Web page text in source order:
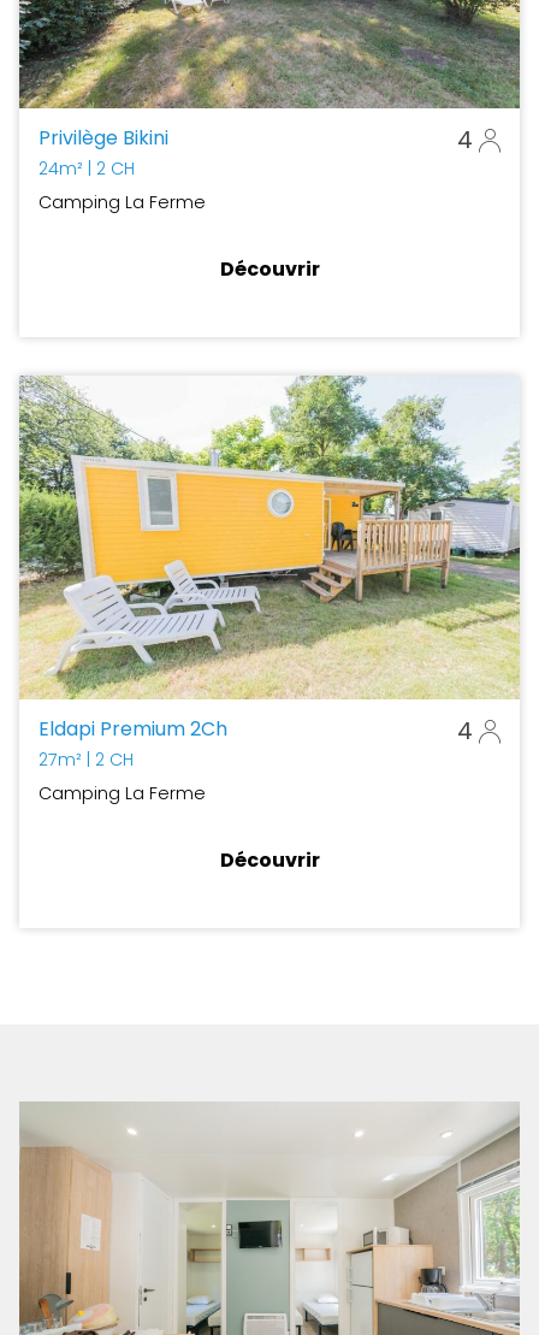
Privilège Bikini 4
24m² | 2 CH
Camping La Ferme
Découvrir
Eldapi Premium 2Ch 4
27m² | 2 CH
Camping La Ferme
Découvrir